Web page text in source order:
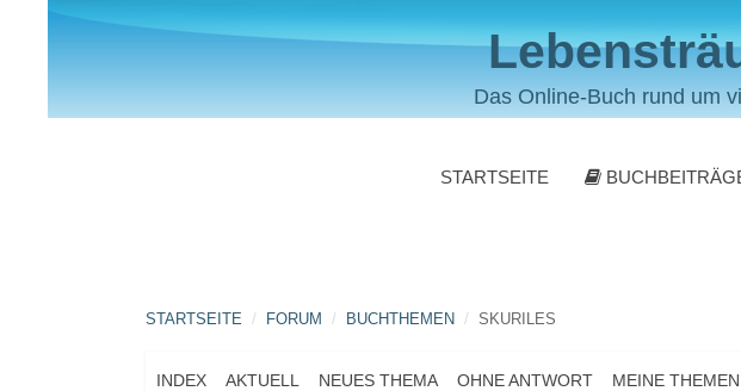
Das Online-Buch rund um
STARTSEITE
STARTSEITE FORUM BUCHTHEMEN SKURILES
INDEX AKTUELL NEUES THEMA OHNE ANTWORT MEINE THEMEN